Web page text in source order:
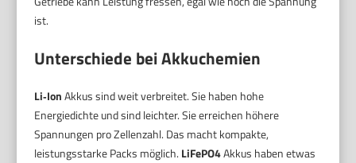
ist.
Unterschiede bei Akkuchemien
Li‑IonAkkus sind weit verbreitet. Sie haben hohe
Energiedichte und sind leichter. Sie erreichen höhere
Spannungen pro Zellenzahl. Das macht kompakte,
leistungsstarke Packs möglich. LiFePO4Akkus haben etwas